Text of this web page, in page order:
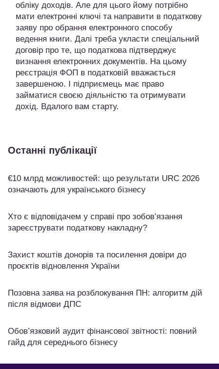
обліку доходів. Але для цього йому потрібно
мати електронні ключі та направити в податкову
заяву про обрання електронного способу
ведення книги. Далі треба укласти спеціальний
договір про те, що податкова підтверджує
визнання електронних документів. На цьому
реєстрація ФОП в податковій вважається
завершеною. І підприємець має право
займатися своєю діяльністю та отримувати
дохід. Вдалого вам старту.
Останні публікації
€10 млрд можливостей: що результати URC 2026
означають для українського бізнесу
Хто є відповідачем у справі про зобов’язання
зареєструвати податкову накладну?
Захист коштів донорів та посилення довіри до
проєктів відновлення України
Позовна заява на розблокування ПН: алгоритм дій
після відмови ДПС
Обов’язковий аудит фінансової звітності: повний
гайд для середнього бізнесу